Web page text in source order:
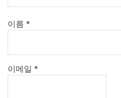
이름 *
이메일 *